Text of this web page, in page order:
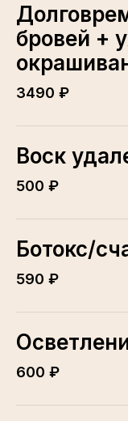
бровей +
3490 ₽
Воск
500 ₽
Ботокс/
590 ₽
600 ₽